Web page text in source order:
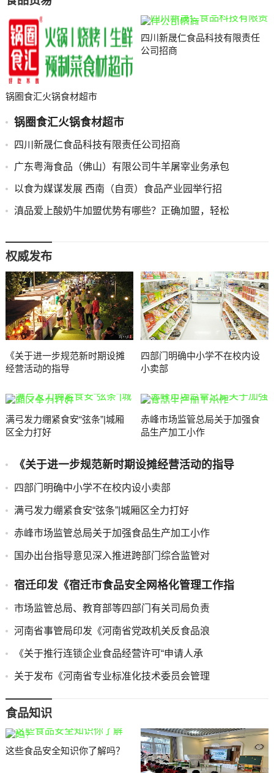
锅圈食汇火锅食材超市
四川新晟仁食品科技有限责任
公司招商
锅圈食汇火锅食材超市
四川新晟仁食品科技有限责任公司招商
广东粤海食品（佛山）有限公司牛羊屠宰业务承包
以食为媒谋发展 西南（自贡）食品产业园举行招
滇品爱上酸奶牛加盟优势有哪些？正确加盟，轻松
权威发布
《关于进一步规范新时期设摊
经营活动的指导
四部门明确中小学不在校内设
小卖部
满弓发力绷紧食安“弦条”|城厢
区全力打好
赤峰市场监管总局关于加强食
品生产加工小作
《关于进一步规范新时期设摊经营活动的指导
四部门明确中小学不在校内设小卖部
满弓发力绷紧食安“弦条”|城厢区全力打好
赤峰市场监管总局关于加强食品生产加工小作
国办出台指导意见深入推进跨部门综合监管对
宿迁印发《宿迁市食品安全网格化管理工作指
市场监管总局、教育部等四部门有关司局负责
河南省事管局印发《河南省党政机关反食品浪
《关于推行连锁企业食品经营许可“申请人承
关于发布《河南省专业标准化技术委员会管理
食品知识
这些食品安全知识你了解吗？